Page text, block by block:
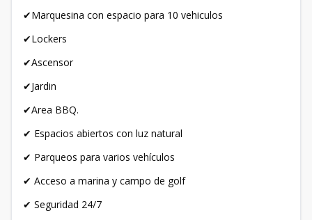
✔Marquesina con espacio para 10 vehiculos
✔Lockers
✔Ascensor
✔Jardin
✔Area BBQ.
✔ Espacios abiertos con luz natural
✔ Parqueos para varios vehículos
✔ Acceso a marina y campo de golf
✔ Seguridad 24/7